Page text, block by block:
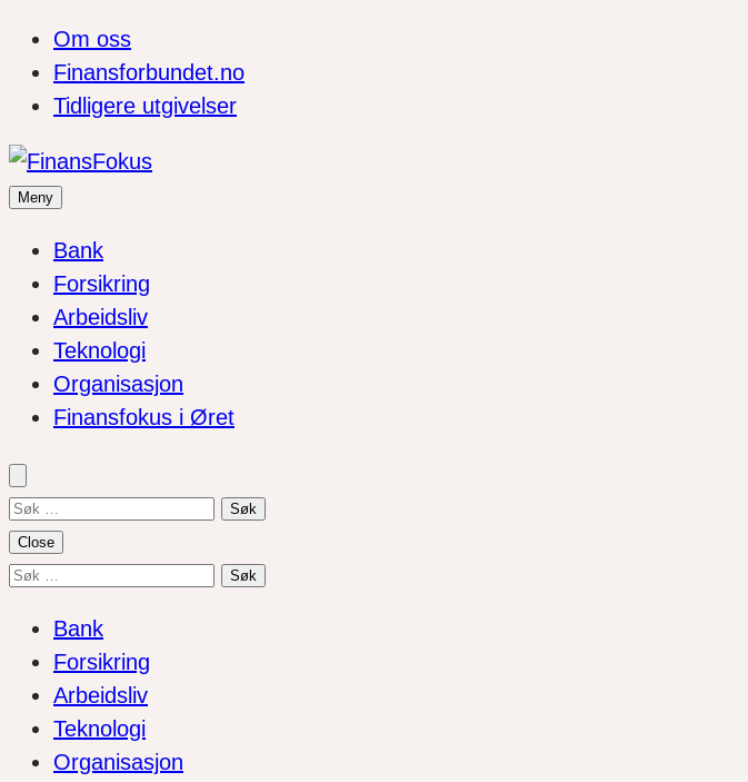
Om oss
Finansforbundet.no
Tidligere utgivelser
Meny
Bank
Forsikring
Arbeidsliv
Teknologi
Organisasjon
Finansfokus i Øret
Søk
etter:
Close
Søk
Bank
Forsikring
Arbeidsliv
Teknologi
Organisasjon